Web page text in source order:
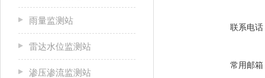
雨量监测站
雷达水位监测站
渗压渗流监测站
联系电话
常用邮箱